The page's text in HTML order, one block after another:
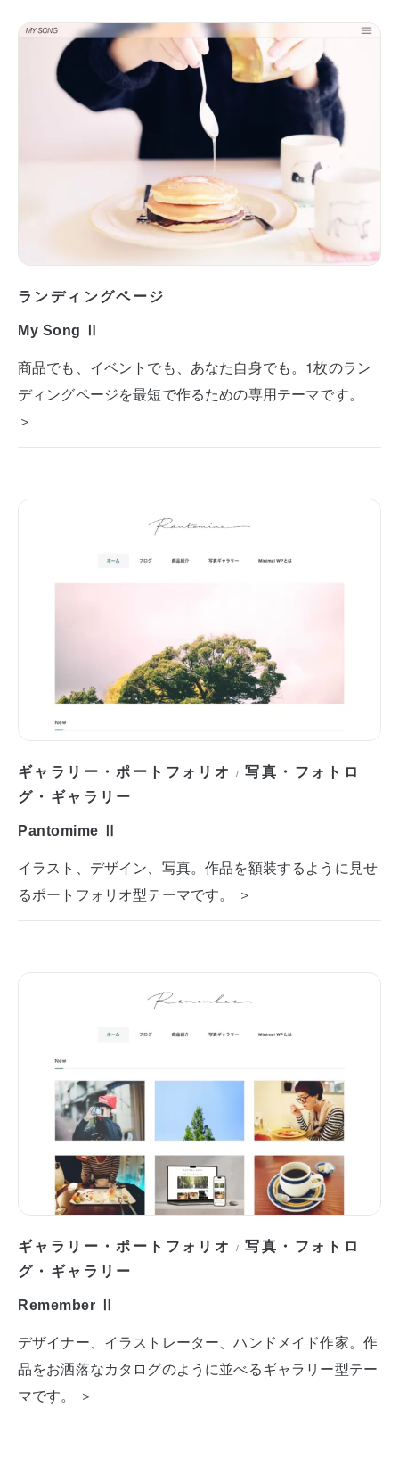
ランディングページ
My Song Ⅱ
商品でも、イベントでも、あなた自身でも。1枚のラン
ディングページを最短で作るための専用テーマです。
＞
ギャラリー・ポートフォリオ /写真・フォトロ
グ・ギャラリー
Pantomime Ⅱ
イラスト、デザイン、写真。作品を額装するように見せ
るポートフォリオ型テーマです。 ＞
ギャラリー・ポートフォリオ /写真・フォトロ
グ・ギャラリー
Remember Ⅱ
デザイナー、イラストレーター、ハンドメイド作家。作
品をお洒落なカタログのように並べるギャラリー型テー
マです。 ＞